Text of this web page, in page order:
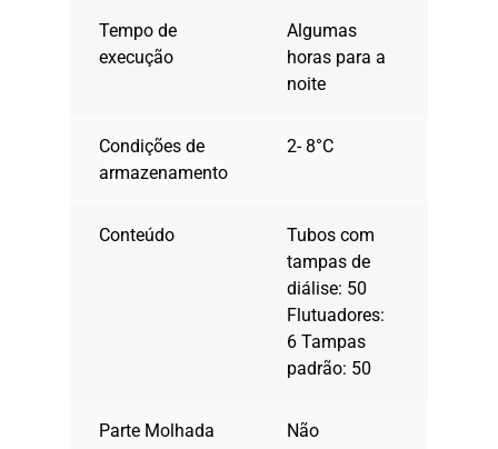
Tempo de
execução
Algumas
horas para a
noite
Condições de
armazenamento
2- 8°C
Conteúdo
Tubos com
tampas de
diálise: 50
Flutuadores:
6 Tampas
padrão: 50
Parte Molhada Não